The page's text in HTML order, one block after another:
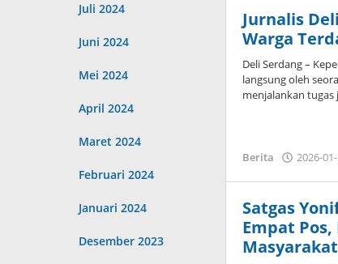
Juli 2024
Juni 2024
Mei 2024
April 2024
Maret 2024
Februari 2024
Januari 2024
Desember 2023
Jurnalis
Warga
Deli Serdang –
langsung oleh
menjalankan tugas
Berita 2026-
Satgas
Empat